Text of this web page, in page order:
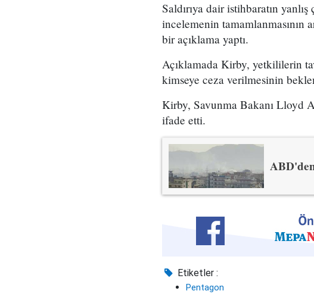
Saldırıya dair istihbaratın
incelemenin tamamlanmasının
bir açıklama yaptı.
Açıklamada Kirby, yetkililerin
kimseye ceza verilmesinin
Kirby, Savunma Bakanı Lloyd
ifade etti.
Etiketler :
Pentagon